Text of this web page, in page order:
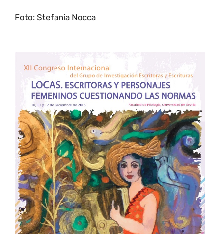
Foto: Stefania Nocca